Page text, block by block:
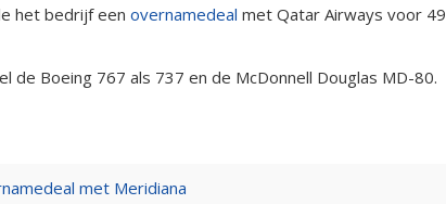
het bedrijf een overnamedeal met Qatar Airways voor 49
de Boeing 767 als 737 en de McDonnell Douglas MD-80.
met Meridiana